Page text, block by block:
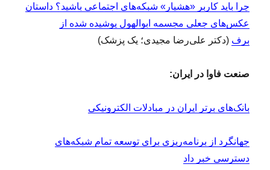
چرا باید کاربر «هشیار» شبکه‌های اجتماعی باشید؟ داستان
عکس‌های جعلی مجسمه ابوالهول پوشیده شده از
برف (دکتر علی‌رضا مجیدی؛ یک پزشک)
صنعت فاوا در ایران:
بانک‌های برتر ایران در مبادلات الکترونیکی
جهانگرد از برنامه‌ریزی برای توسعه تمام شبکه‌های
دسترسی خبر داد